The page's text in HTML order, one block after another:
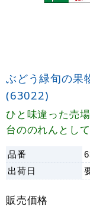
ぶどう緑旬の
(63022)
ひと味違った売
台ののれんとし
品番
出荷日
販売価格